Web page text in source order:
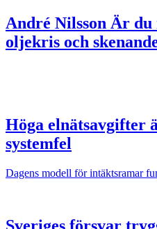
André Nilsson Är du
oljekris och
Höga elnätsavgifter
systemfel
Dagens modell för intäktsramar